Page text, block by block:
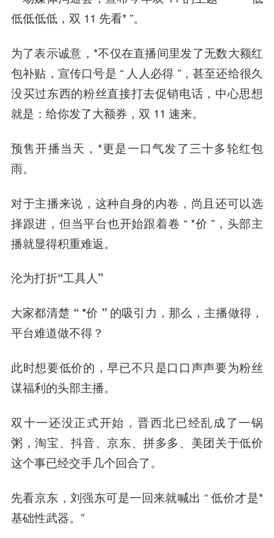
低低低低，双 11 先看* ”。
为了表示诚意，*不仅在直播间里发了无数大额红
包补贴，宣传口号是 “ 人人必得 ”，甚至还给很久
没买过东西的粉丝直接打去促销电话，中心思想
就是：给你发了大额券，双 11 速来。
预售开播当天，*更是一口气发了三十多轮红包
雨。
对于主播来说，这种自身的内卷，尚且还可以选
择跟进，但当平台也开始跟着卷 “ *价 ”，头部主
播就显得积重难返。
沦为打折“工具人”
大家都清楚 “ *价 ” 的吸引力，那么，主播做得，
平台难道做不得？
此时想要低价的，早已不只是口口声声要为粉丝
谋福利的头部主播。
双十一还没正式开始，晋西北已经乱成了一锅
粥，淘宝、抖音、京东、拼多多、美团关于低价
这个事已经交手几个回合了。
先看京东，刘强东可是一回来就喊出 “ 低价才是*
基础性武器。”